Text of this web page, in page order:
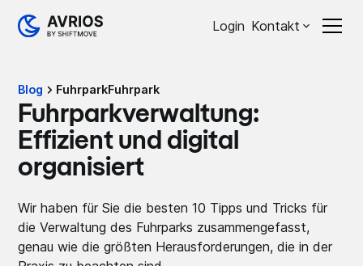
Login Kontakt
Blog FuhrparkFuhrpark
Fuhrparkverwaltung:
Effizient und digital
organisiert
Wir haben für Sie die besten 10 Tipps und Tricks für
die Verwaltung des Fuhrparks zusammengefasst,
genau wie die größten Herausforderungen, die in der